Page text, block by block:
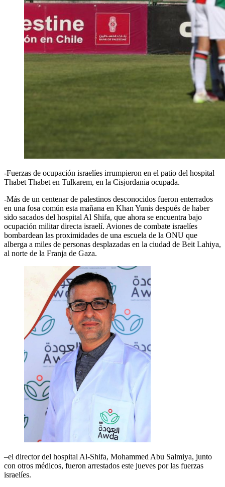
-Fuerzas de ocupación israelíes irrumpieron en el patio del hospital
Thabet Thabet en Tulkarem, en la Cisjordania ocupada.
-Más de un centenar de palestinos desconocidos fueron enterrados
en una fosa común esta mañana en Khan Yunis después de haber
sido sacados del hospital Al Shifa, que ahora se encuentra bajo
ocupación militar directa israelí. Aviones de combate israelíes
bombardean las proximidades de una escuela de la ONU que
alberga a miles de personas desplazadas en la ciudad de Beit Lahiya,
al norte de la Franja de Gaza.
–el director del hospital Al-Shifa, Mohammed Abu Salmiya, junto
con otros médicos, fueron arrestados este jueves por las fuerzas
israelíes.